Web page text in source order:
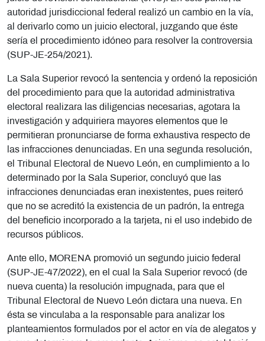
autoridad jurisdiccional federal realizó un cambio en la vía,
al derivarlo como un juicio electoral, juzgando que éste
sería el procedimiento idóneo para resolver la controversia
(SUP-JE-254/2021).
La Sala Superior revocó la sentencia y ordenó la reposición
del procedimiento para que la autoridad administrativa
electoral realizara las diligencias necesarias, agotara la
investigación y adquiriera mayores elementos que le
permitieran pronunciarse de forma exhaustiva respecto de
las infracciones denunciadas. En una segunda resolución,
el Tribunal Electoral de Nuevo León, en cumplimiento a lo
determinado por la Sala Superior, concluyó que las
infracciones denunciadas eran inexistentes, pues reiteró
que no se acreditó la existencia de un padrón, la entrega
del beneficio incorporado a la tarjeta, ni el uso indebido de
recursos públicos.
Ante ello, MORENA promovió un segundo juicio federal
(SUP-JE-47/2022), en el cual la Sala Superior revocó (de
nueva cuenta) la resolución impugnada, para que el
Tribunal Electoral de Nuevo León dictara una nueva. En
ésta se vinculaba a la responsable para analizar los
planteamientos formulados por el actor en vía de alegatos y